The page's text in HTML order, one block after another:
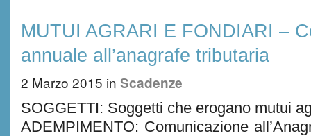
MUTUI AGRARI E FONDIARI –
annuale all’anagrafe tributaria
2 Marzo 2015 in Scadenze
SOGGETTI: Soggetti che erogano mutui
ADEMPIMENTO: Comunicazione